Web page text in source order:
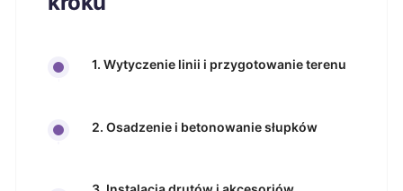
1. Wytyczenie linii i przygotowanie terenu
2. Osadzenie i betonowanie słupków